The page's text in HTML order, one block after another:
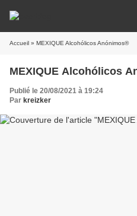
Accueil » MEXIQUE Alcohólicos Anónimos®
MEXIQUE Alcohólicos
Publié le 20/08/2021 à 19:24
Par kreizker